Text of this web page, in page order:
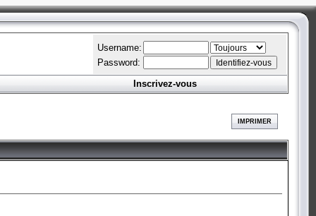
Connect
L'équipe
Hall Of Fame
Username:
Password:
Inscrivez-vous
IMPRIMER